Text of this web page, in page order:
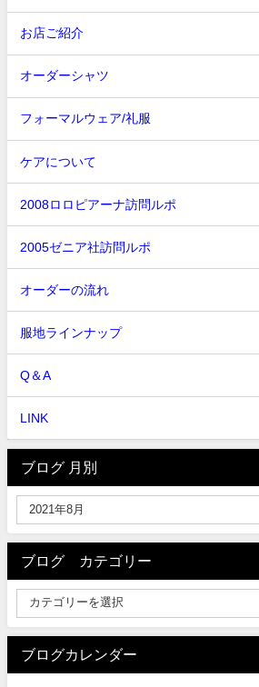
お店ご紹介
オーダーシャツ
フォーマルウェア/礼服
ケアについて
2008ロロピアーナ訪問ルポ
2005ゼニア社訪問ルポ
オーダーの流れ
服地ラインナップ
Q＆A
LINK
ブログ 月別
ブログ カテゴリー
ブログカレンダー